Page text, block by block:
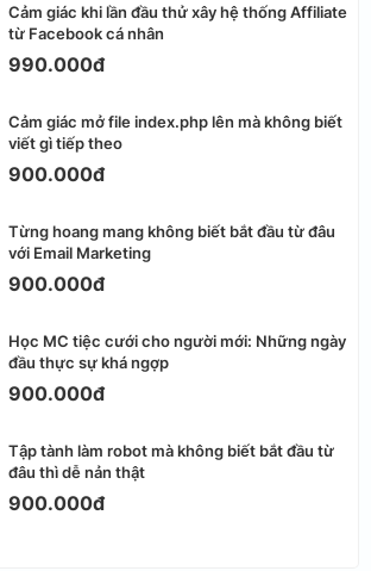
Cảm giác khi lần đầu thử xây hệ thống Affiliate
từ Facebook cá nhân
990.000đ
Cảm giác mở file index.php lên mà không biết
viết gì tiếp theo
900.000đ
Từng hoang mang không biết bắt đầu từ đâu
với Email Marketing
900.000đ
Học MC tiệc cưới cho người mới: Những ngày
đầu thực sự khá ngợp
900.000đ
Tập tành làm robot mà không biết bắt đầu từ
đâu thì dễ nản thật
900.000đ